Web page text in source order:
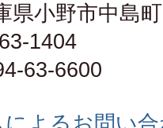
県小野市中島
1404
63-6600
によるお問い